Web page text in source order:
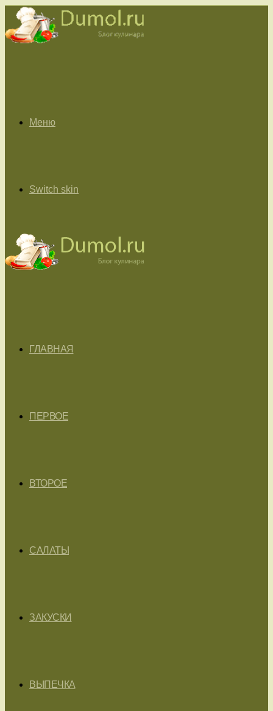
Меню
Switch skin
ГЛАВНАЯ
ПЕРВОЕ
ВТОРОЕ
САЛАТЫ
ЗАКУСКИ
ВЫПЕЧКА